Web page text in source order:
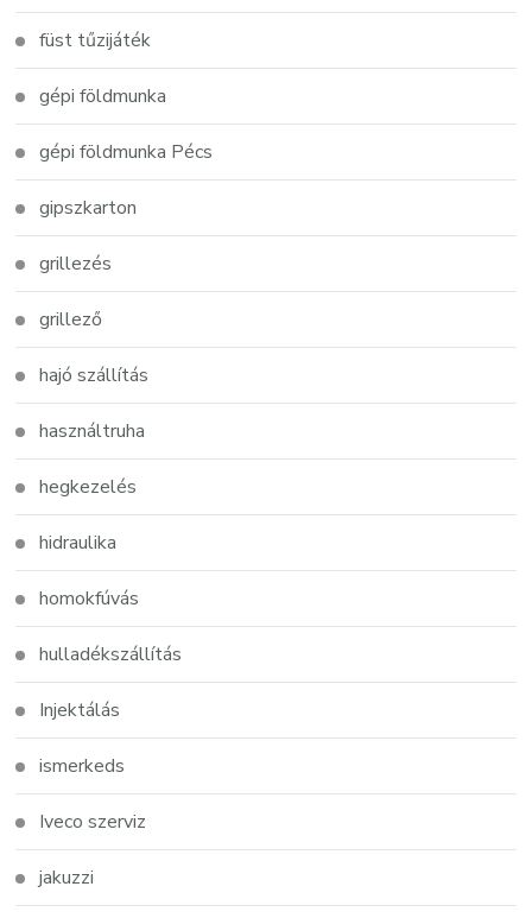
füst tűzijáték
gépi földmunka
gépi földmunka Pécs
gipszkarton
grillezés
grillező
hajó szállítás
használtruha
hegkezelés
hidraulika
homokfúvás
hulladékszállítás
Injektálás
ismerkeds
Iveco szerviz
jakuzzi